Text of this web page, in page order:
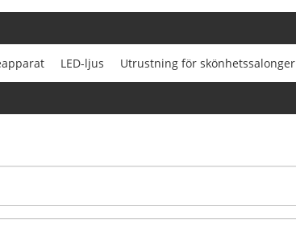
LED-ljus Utrustning för skönhetssalonger